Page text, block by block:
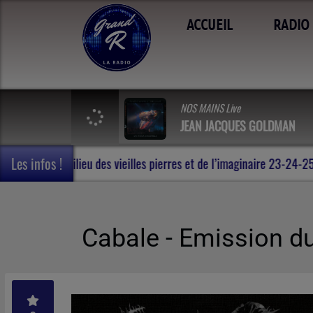
ACCUEIL RADIO
NOS MAINS Live
JEAN JACQUES GOLDMAN
Les infos !
de voyage en Terres de Rohan , au milieu des vieilles pierres et
Cabale - Emission